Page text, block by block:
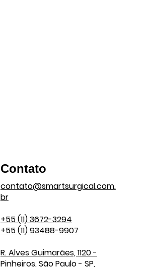
contato@smartsurgical.com.
br
+55 (11) 3672-3294
+55 (11) 93488-9907
R. Alves Guimarães, 1120 -
Pinheiros, São Paulo - SP,
Contato